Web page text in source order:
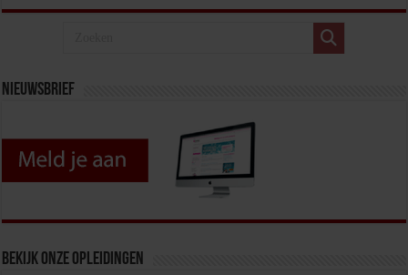
Nieuwsbrief
Bekijk onze opleidingen